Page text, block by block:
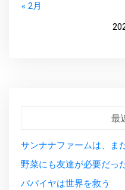
« 2月
最
サンナナファームは、ま
野菜にも友達が必要だった
パパイヤは世界を救う